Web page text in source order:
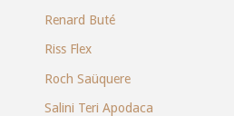
Renard Buté
Riss Flex
Roch Saüquere
Salini Teri Apodaca